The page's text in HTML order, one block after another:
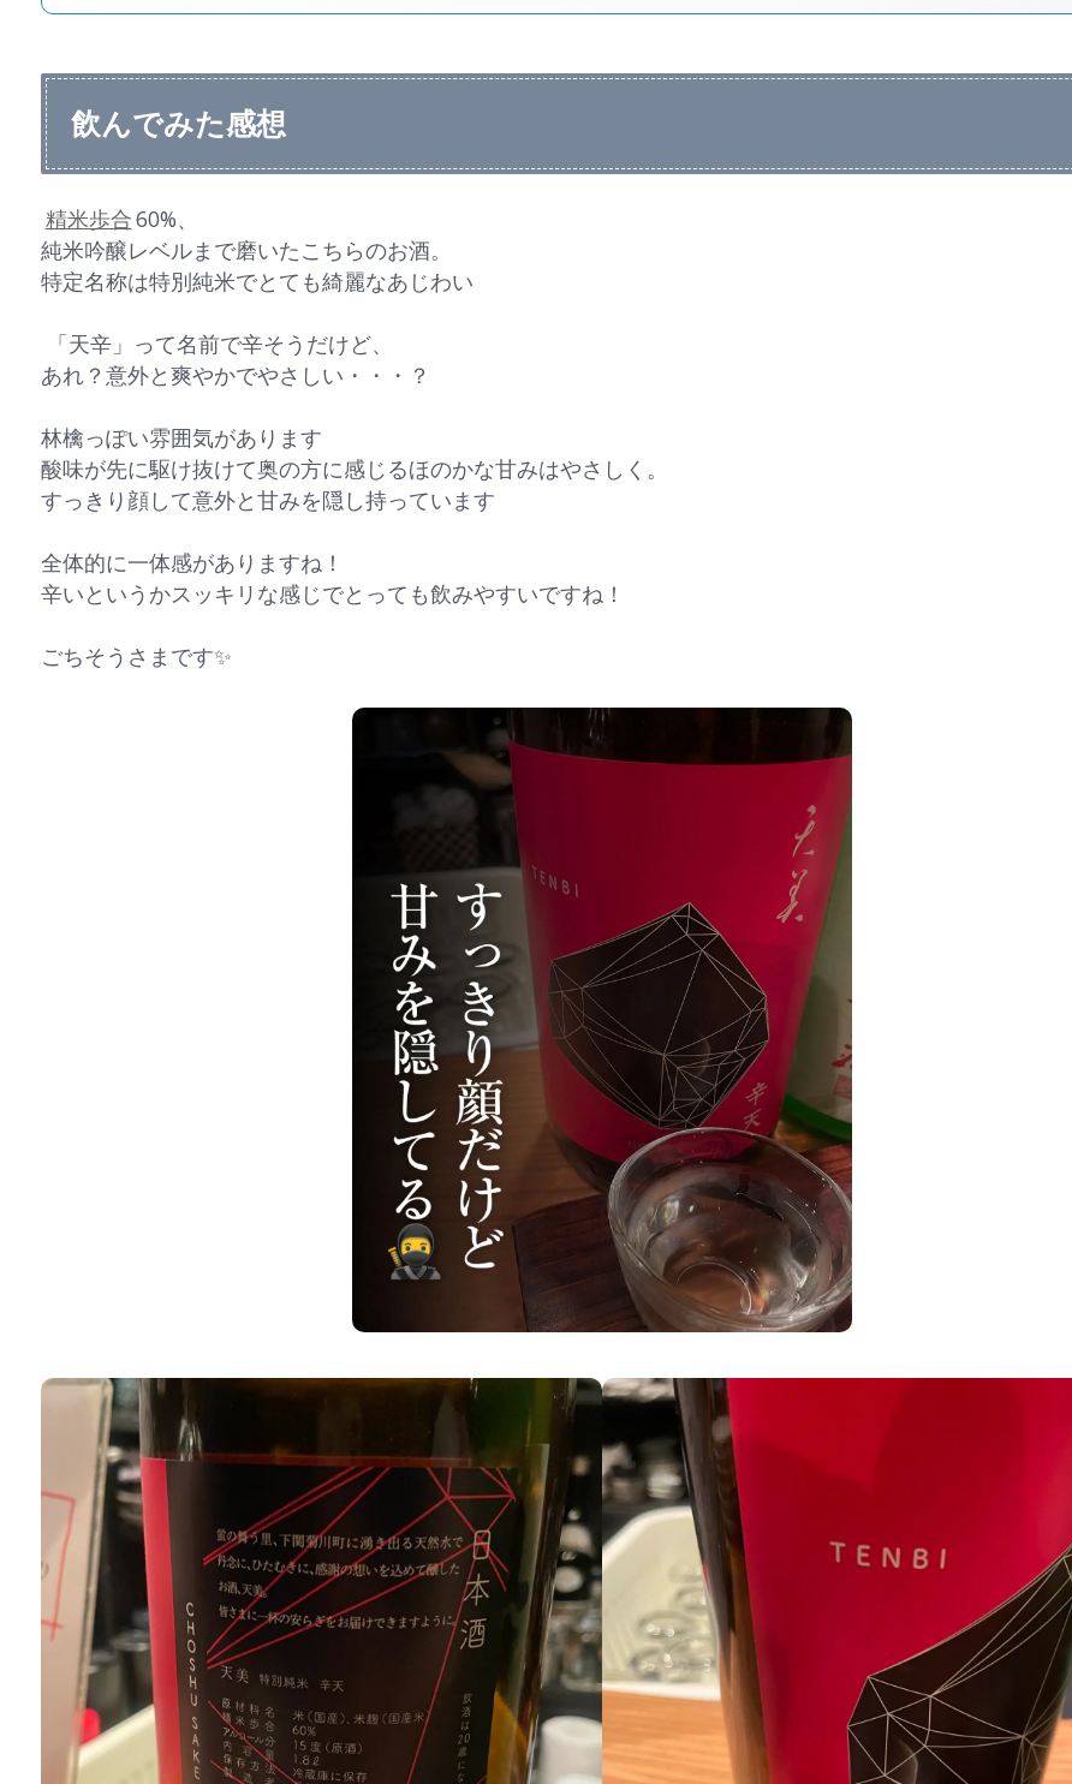
飲んでみた感想
精米歩合60%、
純米吟醸レベルまで磨いたこちらのお酒。
特定名称は特別純米でとても綺麗なあじわい
️ 「天辛」って名前で辛そうだけど、
あれ？意外と爽やかでやさしい・・・？
林檎っぽい雰囲気があります
酸味が先に駆け抜けて奥の方に感じるほのかな甘みはやさしく。
すっきり顔して意外と甘みを隠し持っています
全体的に一体感がありますね！
辛いというかスッキリな感じでとっても飲みやすいですね！
ごちそうさまです✨